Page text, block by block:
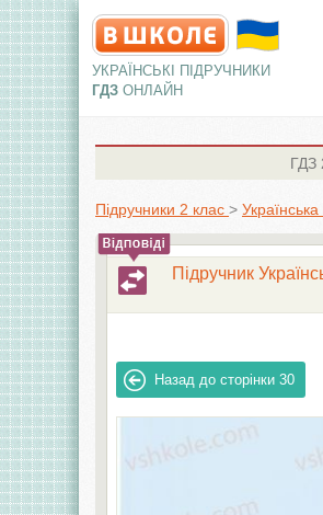
УКРАЇНСЬКІ ПІДРУЧНИКИ
ГДЗ ОНЛАЙН
ГДЗ
Підручники 2 клас >
Підручник
Назад до сторінки 30